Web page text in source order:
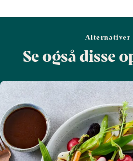
Alternativer
Se også disse